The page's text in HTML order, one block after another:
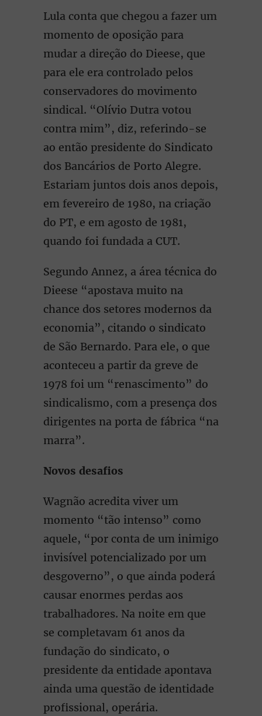
Lula conta que chegou a fazer um
momento de oposição para
mudar a direção do Dieese, que
para ele era controlado pelos
conservadores do movimento
sindical. “Olívio Dutra votou
contra mim”, diz, referindo-se
ao então presidente do Sindicato
dos Bancários de Porto Alegre.
Estariam juntos dois anos depois,
em fevereiro de 1980, na criação
do PT, e em agosto de 1981,
quando foi fundada a CUT.
Segundo Annez, a área técnica do
Dieese “apostava muito na
chance dos setores modernos da
economia”, citando o sindicato
de São Bernardo. Para ele, o que
aconteceu a partir da greve de
1978 foi um “renascimento” do
sindicalismo, com a presença dos
dirigentes na porta de fábrica “na
marra”.
Novos desafios
Wagnão acredita viver um
momento “tão intenso” como
aquele, “por conta de um inimigo
invisível potencializado por um
desgoverno”, o que ainda poderá
causar enormes perdas aos
trabalhadores. Na noite em que
se completavam 61 anos da
fundação do sindicato, o
presidente da entidade apontava
ainda uma questão de identidade
profissional, operária.